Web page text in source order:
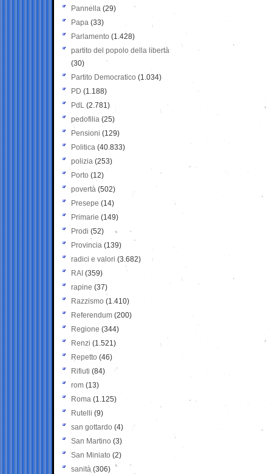
Pannella (29)
Papa (33)
Parlamento (1.428)
partito del popolo della libertà
(30)
Partito Democratico (1.034)
PD (1.188)
PdL (2.781)
pedofilia (25)
Pensioni (129)
Politica (40.833)
polizia (253)
Porto (12)
povertà (502)
Presepe (14)
Primarie (149)
Prodi (52)
Provincia (139)
radici e valori (3.682)
RAI (359)
rapine (37)
Razzismo (1.410)
Referendum (200)
Regione (344)
Renzi (1.521)
Repetto (46)
Rifiuti (84)
rom (13)
Roma (1.125)
Rutelli (9)
san gottardo (4)
San Martino (3)
San Miniato (2)
sanità (306)